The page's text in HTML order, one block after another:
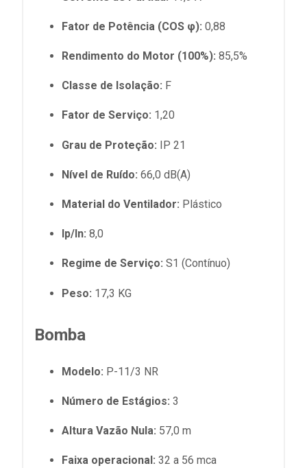
Fator de Potência (COS φ): 0,88
Rendimento do Motor (100%): 85,5%
Classe de Isolação: F
Fator de Serviço: 1,20
Grau de Proteção: IP 21
Nível de Ruído: 66,0 dB(A)
Material do Ventilador: Plástico
Ip/In: 8,0
Regime de Serviço: S1 (Contínuo)
Peso: 17,3 KG
Bomba
Modelo: P-11/3 NR
Número de Estágios: 3
Altura Vazão Nula: 57,0 m
Faixa operacional: 32 a 56 mca